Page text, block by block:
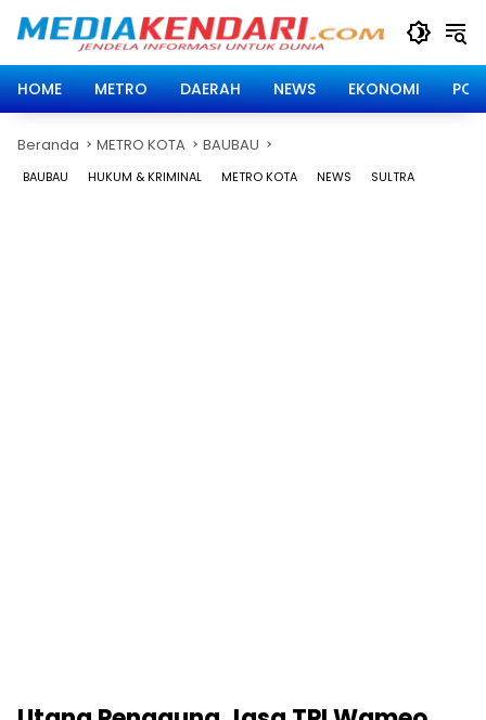
HOME
METRO DAERAH NEWS EKONOMI
Beranda METRO KOTA BAUBAU
BAUBAU HUKUM & KRIMINAL METRO KOTA NEWS SULTRA